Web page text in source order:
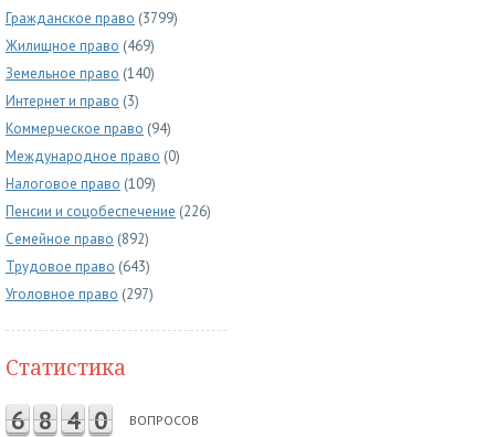
Гражданское право (3799)
Жилищное право (469)
Земельное право (140)
Интернет и право (3)
Коммерческое право (94)
Международное право (0)
Налоговое право (109)
Пенсии и соцобеспечение (226)
Семейное право (892)
Трудовое право (643)
Уголовное право (297)
Статистика
6 8 4 0 ВОПРОСОВ